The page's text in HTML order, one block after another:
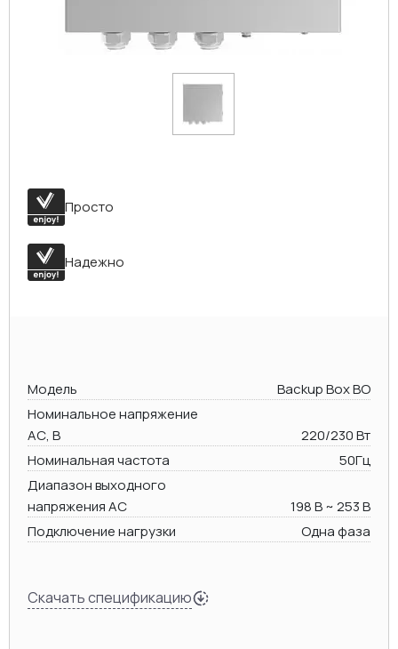
Просто
Надежно
Модель
Backup Box BO
Номинальное напряжение
AC, В
220/230 Вт
Номинальная частота
50Гц
Диапазон выходного
напряжения AC
198 В ~ 253 В
Подключение нагрузки
Одна фаза
Скачать спецификацию